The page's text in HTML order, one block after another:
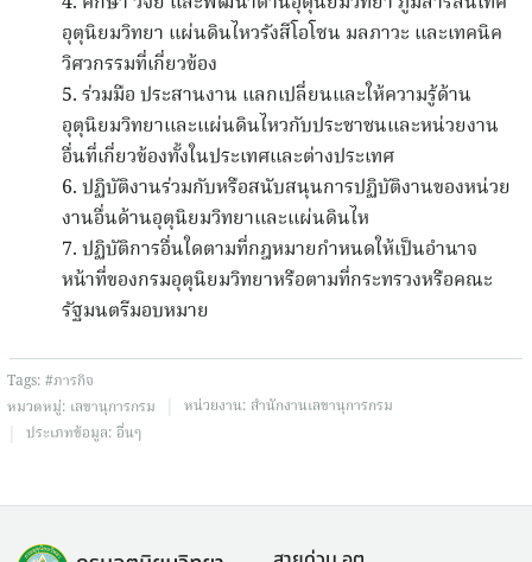
อุตุนิยมวิทยา แผ่นดินไหวรังสีโอโซน มลภาวะ และเทคนิค
วิศวกรรมที่เกี่ยวข้อง
5. ร่วมมือ ประสานงาน แลกเปลี่ยนและให้ความรู้ด้าน
อุตุนิยมวิทยาและแผ่นดินไหวกับประชาชนและหน่วยงาน
อื่นที่เกี่ยวข้องทั้งในประเทศและต่างประเทศ
6. ปฏิบัติงานร่วมกับหรือสนับสนุนการปฏิบัติงานของหน่วย
งานอื่นด้านอุตุนิยมวิทยาและแผ่นดินไห
7. ปฏิบัติการอื่นใดตามที่กฎหมายกำหนดให้เป็นอำนาจ
หน้าที่ของกรมอุตุนิยมวิทยาหรือตามที่กระทรวงหรือคณะ
รัฐมนตรีมอบหมาย
Tags: #ภารกิจ
หมวดหมู่: เลขานุการกรม หน่วยงาน: สำนักงานเลขานุการกรม
ประเภทข้อมูล: อื่นๆ